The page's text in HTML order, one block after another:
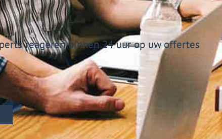
reageren binnen 24 uur op uw offertes